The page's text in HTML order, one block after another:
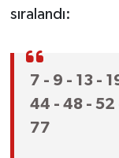
sıralandı:
7 - 9 - 13 -
44 - 48 - 52
77